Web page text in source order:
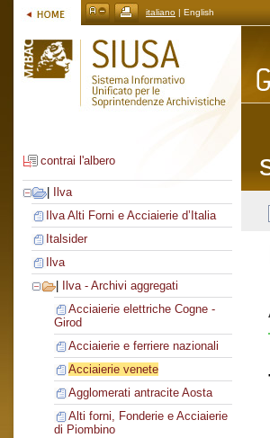
italiano | English
contrai l'albero
Ilva
Ilva Alti Forni e Acciaierie d’Italia
Italsider
Ilva
Ilva - Archivi aggregati
Acciaierie elettriche Cogne -
Girod
Acciaierie e ferriere nazionali
Acciaierie venete
Agglomerati antracite Aosta
Alti forni, Fonderie e Acciaierie
di Piombino